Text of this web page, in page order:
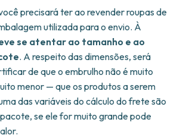
precisará ter ao revender roupas de
utilizada para o envio. À
se atentar ao tamanho e ao
. A respeito das dimensões, será
de que o embrulho não é muito
menor — que os produtos a serem
das variáveis do cálculo do frete são
se ele for muito grande pode